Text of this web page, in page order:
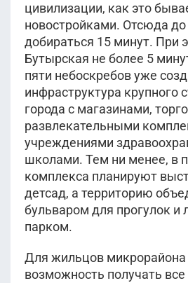
цивилизации, как это
новостройками. Отсюда
добираться 15 минут. При
Бутырская не более 5
пяти небоскребов уже
инфраструктура крупного
города с магазинами,
развлекательными
учреждениями
школами. Тем ни менее, в
комплекса планируют
детсад, а территорию
бульваром для прогулок
парком.
Для жильцов микрорайона
возможность получать все